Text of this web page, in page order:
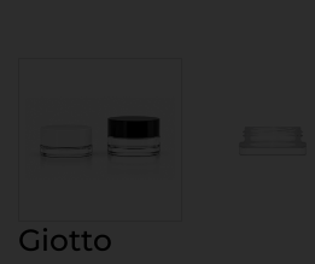
Giotto